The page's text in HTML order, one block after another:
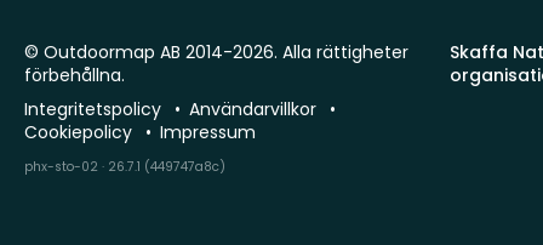
Skaffa
© Outdoormap AB 2014-2026. Alla rättigheter
förbehållna.
Integritetspolicy
Användarvillkor
Cookiepolicy
Impressum
phx-sto-02 · 26.7.1 (449747a8c)